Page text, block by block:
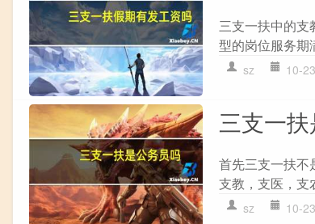
三支一扶中的支
型的岗位服务期
sz 10-23
三支一
首先三支一扶不
支教，支医，支
sz 10-23